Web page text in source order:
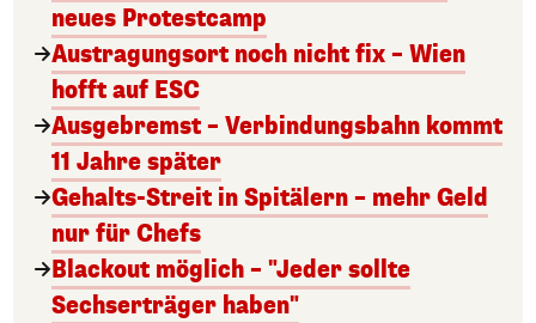
neues Protestcamp
Austragungsort noch nicht fix – Wien
hofft auf ESC
Ausgebremst – Verbindungsbahn kommt
11 Jahre später
Gehalts-Streit in Spitälern – mehr Geld
nur für Chefs
Blackout möglich – "Jeder sollte
Sechserträger haben"